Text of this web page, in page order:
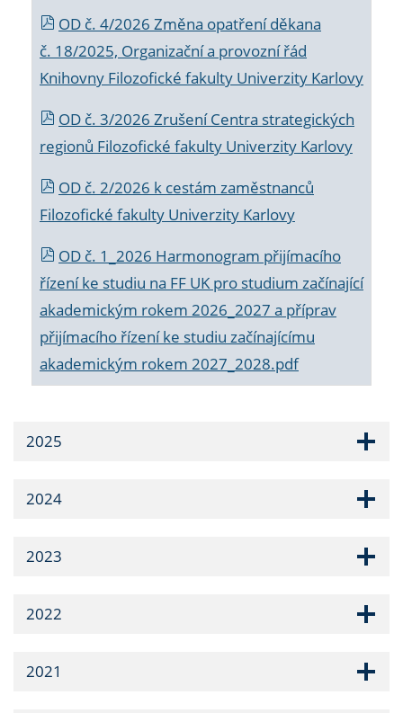
OD č. 4/2026 Změna opatření děkana
č. 18/2025, Organizační a provozní řád
Knihovny Filozofické fakulty Univerzity Karlovy
OD č. 3/2026 Zrušení Centra strategických
regionů Filozofické fakulty Univerzity Karlovy
OD č. 2/2026 k cestám zaměstnanců
Filozofické fakulty Univerzity Karlovy
OD č. 1_2026 Harmonogram přijímacího
řízení ke studiu na FF UK pro studium začínající
akademickým rokem 2026_2027 a příprav
přijímacího řízení ke studiu začínajícímu
akademickým rokem 2027_2028.pdf
2025
2024
2023
2022
2021